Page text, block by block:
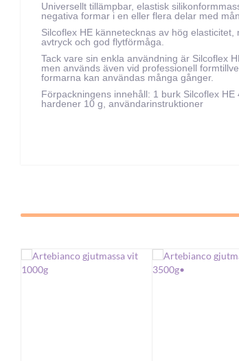
Universellt tillämpbar, elastisk
negativa formar i en eller flera delar med
Silcoflex HE kännetecknas av hög elasticitet,
avtryck och god flytförmåga.
Tack vare sin enkla användning är Silcoflex
men används även vid professionell
formarna kan användas många gånger.
Förpackningens innehåll: 1 burk Silcoflex HE
hardener 10 g, användarinstruktioner